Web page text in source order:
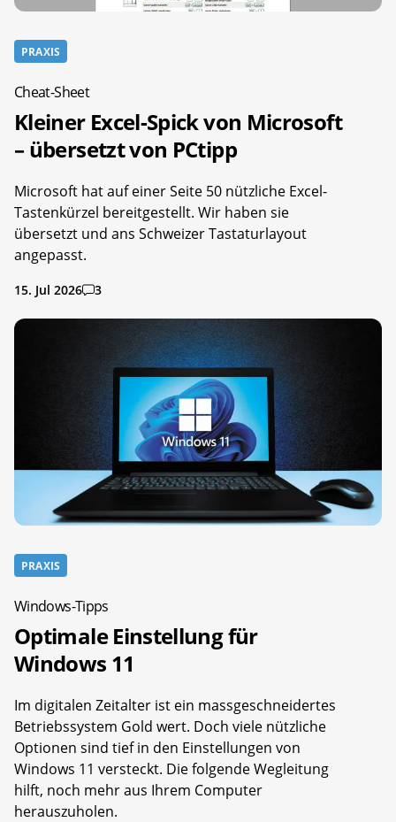
PRAXIS
Cheat-Sheet
Kleiner Excel-Spick von Microsoft
– übersetzt von PCtipp
Microsoft hat auf einer Seite 50 nützliche Excel-
Tastenkürzel bereitgestellt. Wir haben sie
übersetzt und ans Schweizer Tastaturlayout
angepasst.
15. Jul 2026 3
PRAXIS
Windows-Tipps
Optimale Einstellung für
Windows 11
Im digitalen Zeitalter ist ein massgeschneidertes
Betriebssystem Gold wert. Doch viele nützliche
Optionen sind tief in den Einstellungen von
Windows 11 versteckt. Die folgende Wegleitung
hilft, noch mehr aus Ihrem Computer
herauszuholen.